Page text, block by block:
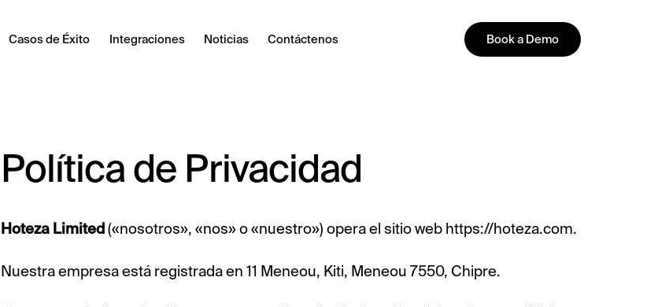
Casos de Éxito Integraciones Noticias Contáctenos Book a Demo
Platform
Política de Privacidad
Hoteza Limited («nosotros», «nos» o «nuestro») opera el sitio web https://hoteza.com.
Nuestra empresa está registrada en 11 Meneou, Kiti, Meneou 7550, Chipre.